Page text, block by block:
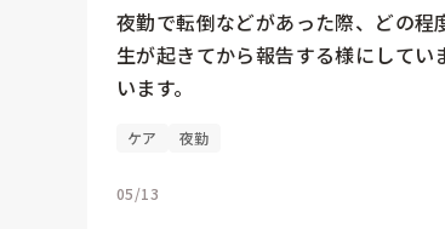
夜勤で転倒などがあった際、どの
生が起きてから報告する様にして
います。
ケア 夜勤
05/13